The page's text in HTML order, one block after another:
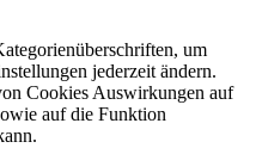
um
jederzeit ändern.
Cookies Auswirkungen auf
auf die Funktion